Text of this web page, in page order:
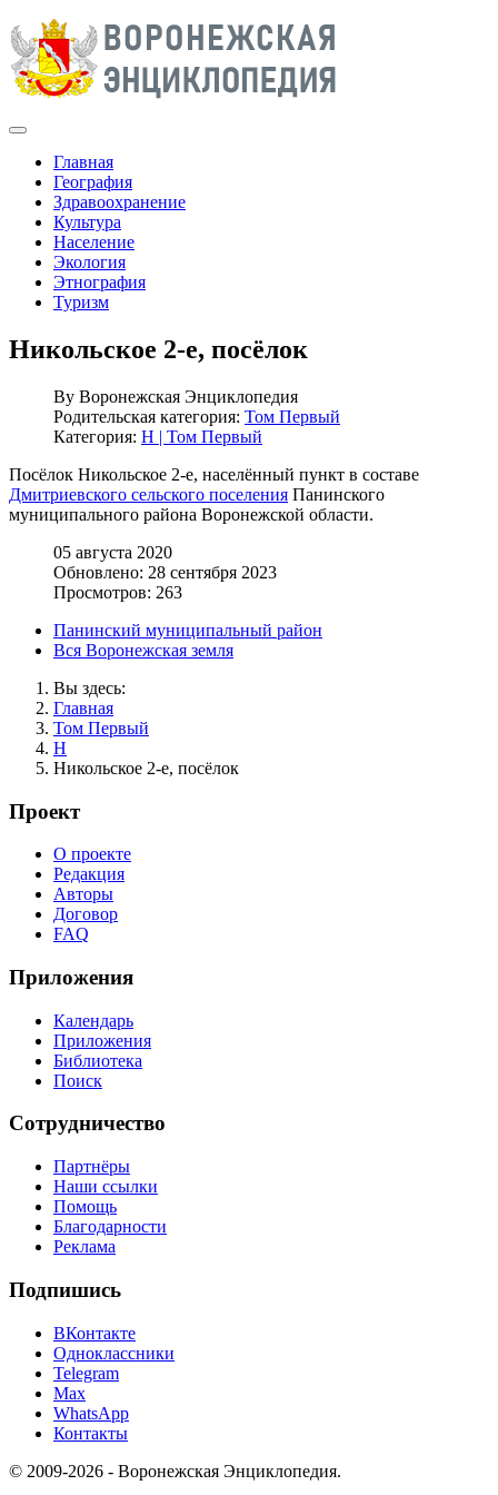
Главная
География
Здравоохранение
Культура
Население
Экология
Этнография
Туризм
Никольское 2-е, посёлок
By Воронежская Энциклопедия
Родительская категория: Том Первый
Категория: Н | Том Первый
Посёлок Никольское 2-е, населённый пункт в составе
Дмитриевского сельского поселения Панинского
муниципального района Воронежской области.
05 августа 2020
Обновлено: 28 сентября 2023
Просмотров: 263
Панинский муниципальный район
Вся Воронежская земля
Вы здесь:
Главная
Том Первый
Н
Никольское 2-е, посёлок
Проект
О проекте
Редакция
Авторы
Договор
FAQ
Приложения
Календарь
Приложения
Библиотека
Поиск
Сотрудничество
Партнёры
Наши ссылки
Помощь
Благодарности
Реклама
Подпишись
ВКонтакте
Одноклассники
Telegram
Max
WhatsApp
Контакты
© 2009-2026 - Воронежская Энциклопедия.